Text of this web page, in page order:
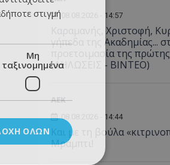
08.08.2026 - 14:57
Καραμανής, Χριστοφή,
γήπεδα της Ακαδημίας...
προετοιμασία της
(ΔΗΛΩΣΕΙΣ - ΒΙΝΤΕΟ)
ΑEK
08.08.2026 - 14:44
Και με τη βούλα
Μράμπτι!
στιγμή
Μη
ταξινομημένα
ΌΛΩΝ